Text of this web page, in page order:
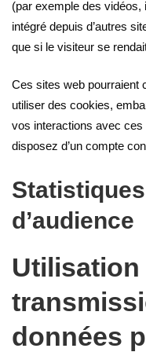
(par exemple des
intégré depuis d’autres
que si le visiteur se
Ces sites web pourraient
utiliser des cookies,
vos interactions avec
disposez d’un compte
d’audience
Utilisation
données